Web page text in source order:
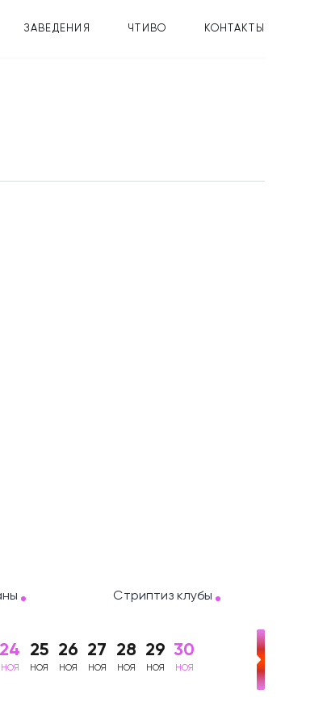
ЗАВЕДЕНИЯ ЧТИВО КОНТАКТЫ
Стриптиз клубы
24
НОЯ
25
НОЯ
26
НОЯ
27
НОЯ
28
НОЯ
29
НОЯ
30
НОЯ